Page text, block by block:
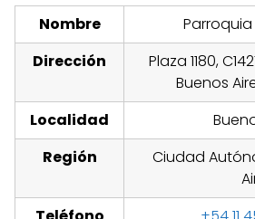
Nombre
Dirección
Plaza 1180,
Buenos
Localidad
Región
Ciudad